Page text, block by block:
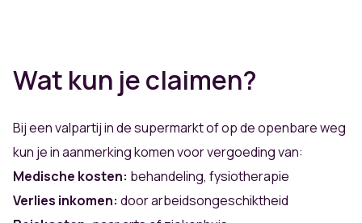
Wat kun je claimen?
Bij een valpartij in de supermarkt of op deopenbare weg
kun je in aanmerking komen voor vergoeding van:
Medische kosten: behandeling, fysiotherapie
Verlies inkomen: door arbeidsongeschiktheid